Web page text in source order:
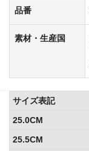
品番
素材・生産国
サイズ表記
25.0CM
25.5CM